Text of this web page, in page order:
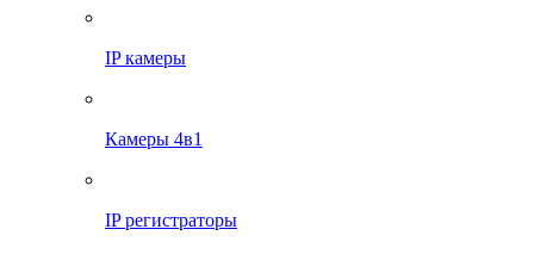
IP камеры
Камеры 4в1
IP регистраторы